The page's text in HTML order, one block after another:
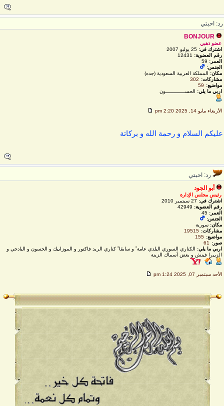
احبتي
BONJOUR
عضو ذهبي
اشترك في:25 يوليو 2007
رقم العضوية:12431
العمر: 59
الجنس:
مكان:المملكة العربية السعودية (جده)
مشاركات:
302
مواضيع:
59
اربي ما يلي:الحســـــــــــــون
الأربعاء مايو 14, 2025 2:20 pm
السلام و رحمة الله و بركاتة
رد: احبتي
أبو الجود
رئيس مجلس الإدارة
اشترك في:27 سبتمبر 2010
رقم العضوية:42949
العمر: 45
الجنس:
مكان:سورية
مشاركات:
19515
مواضيع:
155
صور:
61
اربي ما يلي:الكناري السوري البلدي عامة ً و سابقا ً كناري الريد فاكتور و الموزاييك و الحسون و البادجي و
الزيبرا فينش و بعض أسماك الزينة
الأحد سبتمبر 07, 2025 1:24 pm